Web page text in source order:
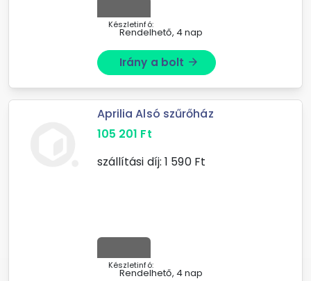
Készletinfó:
Rendelhető, 4 nap
Irány a bolt arrow_forward
Aprilia Alsó szűrőház
105 201 Ft
szállítási díj: 1 590Ft
Készletinfó:
Rendelhető, 4 nap